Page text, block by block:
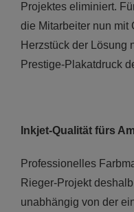
Projektes eliminiert.
die Mitarbeiter nun mit
Herzstück der Lösung
Prestige-Plakatdruck
Inkjet-Qualität fürs
Professionelles
Rieger-Projekt
unabhängig von der